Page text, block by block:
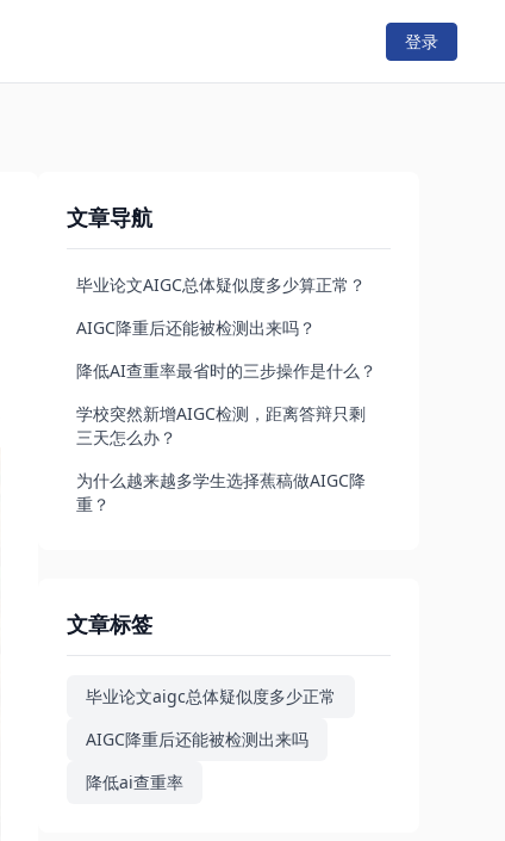
登录
文章导航
毕业论文AIGC总体疑似度多少算正常？
AIGC降重后还能被检测出来吗？
降低AI查重率最省时的三步操作是什么？
学校突然新增AIGC检测，距离答辩只剩
三天怎么办？
为什么越来越多学生选择蕉稿做AIGC降
重？
文章标签
毕业论文aigc总体疑似度多少正常
AIGC降重后还能被检测出来吗
降低ai查重率